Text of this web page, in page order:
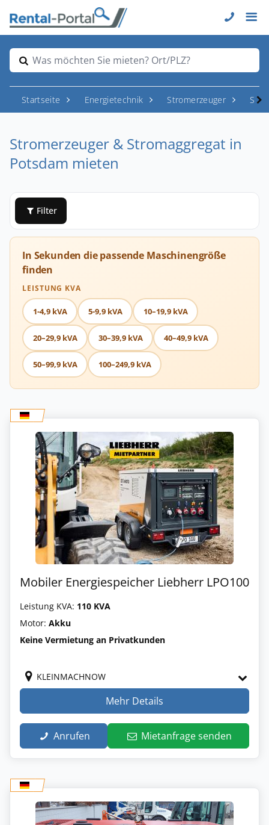
Was möchten Sie mieten? Ort/PLZ?
Startseite Energietechnik Stromerzeuger
Stromerzeuger & Stromaggregat in
Potsdam mieten
Filter
In Sekunden die passende Maschinengröße
finden
LEISTUNG KVA
1-4,9 kVA 5-9,9 kVA 10–19,9 kVA
20–29,9 kVA 30–39,9 kVA 40–49,9 kVA
50–99,9 kVA 100–249,9 kVA
Mobiler Energiespeicher Liebherr LPO100
Leistung KVA: 110 KVA
Motor: Akku
Keine Vermietung an Privatkunden
KLEINMACHNOW
Mehr Details
Anrufen Mietanfrage senden